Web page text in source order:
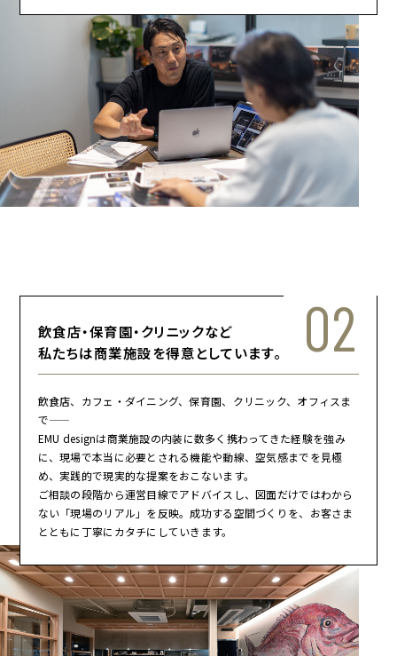
02
飲食店・保育園・クリニックなど
私たちは商業施設を得意としています。
飲食店、カフェ・ダイニング、保育園、クリニック、オフィスま
で——
EMU designは商業施設の内装に数多く携わってきた経験を強み
に、現場で本当に必要とされる機能や動線、空気感までを見極
め、実践的で現実的な提案をおこないます。
ご相談の段階から運営目線でアドバイスし、図面だけではわから
ない「現場のリアル」を反映。成功する空間づくりを、お客さま
とともに丁寧にカタチにしていきます。